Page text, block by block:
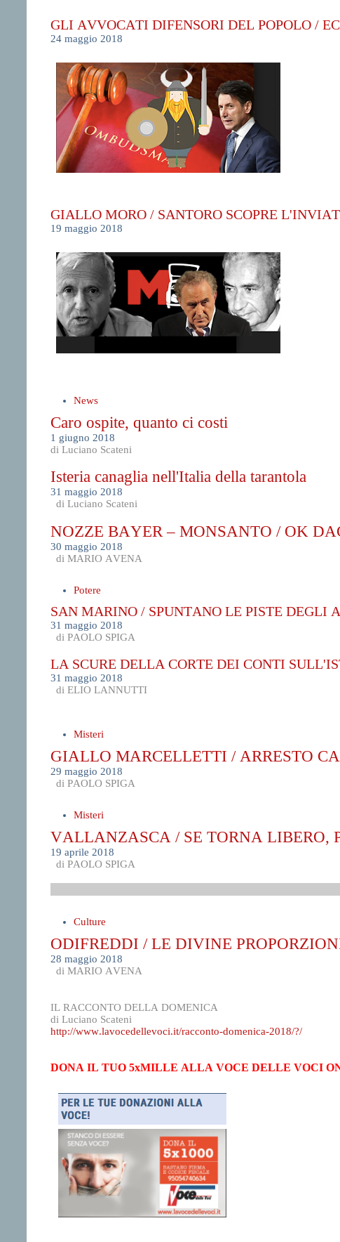
GLI AVVOCATI DIFENSORI DEL POPOLO /
24 maggio 2018
GIALLO MORO / SANTORO SCOPRE
19 maggio 2018
News
Caro ospite, quanto ci costi
1 giugno 2018
di Luciano Scateni
Isteria canaglia nell'Italia della tarantola
31 maggio 2018
di Luciano Scateni
NOZZE BAYER – MONSANTO / OK
30 maggio 2018
di MARIO AVENA
Potere
SAN MARINO / SPUNTANO LE PISTE DEGLI
31 maggio 2018
di PAOLO SPIGA
LA SCURE DELLA CORTE DEI CONTI
31 maggio 2018
di ELIO LANNUTTI
Misteri
GIALLO MARCELLETTI / ARRESTO
29 maggio 2018
di PAOLO SPIGA
Misteri
VALLANZASCA / SE TORNA LIBERO,
19 aprile 2018
di PAOLO SPIGA
Culture
ODIFREDDI / LE DIVINE
28 maggio 2018
di MARIO AVENA
IL RACCONTO DELLA DOMENICA
di Luciano Scateni
http://www.lavocedellevoci.it/racconto-domenica-2018/?/
DONA IL TUO 5xMILLE ALLA VOCE DELLE VOCI